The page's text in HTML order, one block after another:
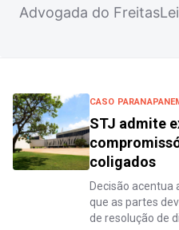
Advogada do
CASO
STJ admite
coligados
Decisão acentua
que as partes
de resolução de